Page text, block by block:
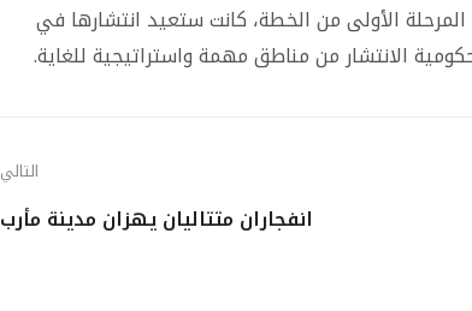
المرحلة الأولى من الخطة، كانت ستعيد انتشارها في
الانتشار من مناطق مهمة واستراتيجية للغاية.
التالي
انفجاران متتاليان يهزان مدينة مأرب